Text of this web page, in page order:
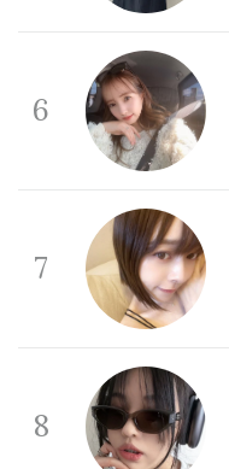
6
7
8